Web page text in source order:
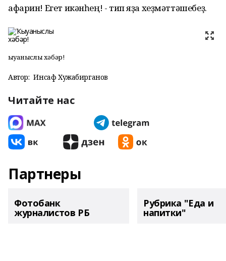
афарин! Егет икәнһең! - тип яҙа хеҙмәттәшебеҙ.
Ҡыуаныслы хәбәр!
Автор: Инсаф Хужабирганов
Читайте нас
Партнеры
Фотобанк
журналистов РБ
Рубрика "Еда и
напитки"